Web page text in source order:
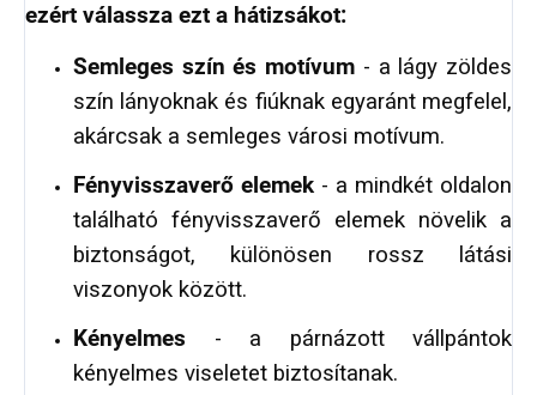
ezért válassza ezt a hátizsákot:
Semleges szín és motívum - a lágy zöldes
szín lányoknak és fiúknak egyaránt megfelel,
akárcsak a semleges városi motívum.
Fényvisszaverő elemek - a mindkét oldalon
található fényvisszaverő elemek növelik a
biztonságot, különösen rossz látási
viszonyok között.
Kényelmes - a párnázott vállpántok
kényelmes viseletet biztosítanak.